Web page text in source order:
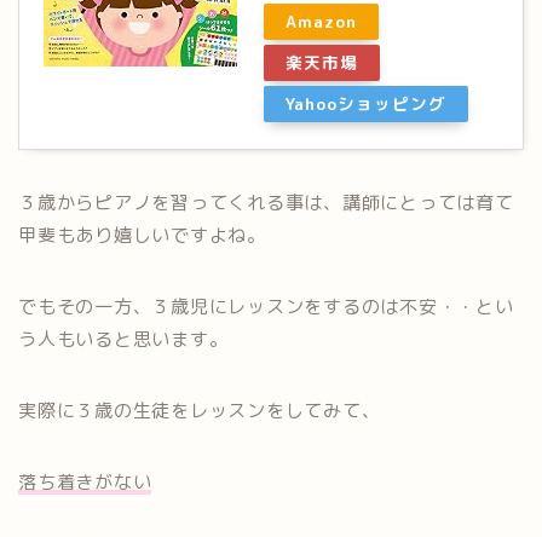
Amazon
楽天市場
Yahooショッピング
３歳からピアノを習ってくれる事は、講師にとっては育て
甲斐もあり嬉しいですよね。
でもその一方、３歳児にレッスンをするのは不安・・とい
う人もいると思います。
実際に３歳の生徒をレッスンをしてみて、
落ち着きがない